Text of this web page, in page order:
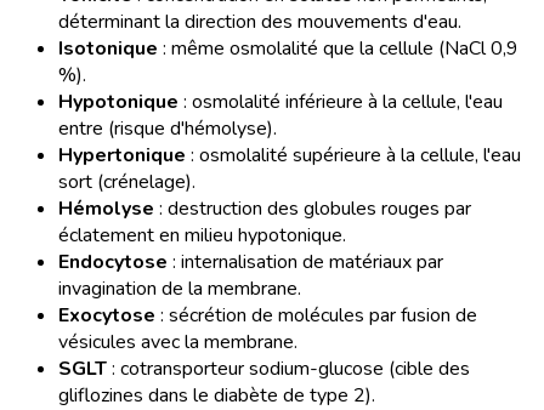
déterminant la direction des mouvements d'eau.
Isotonique : même osmolalité que la cellule (NaCl 0,9
%).
Hypotonique : osmolalité inférieure à la cellule, l'eau
entre (risque d'hémolyse).
Hypertonique : osmolalité supérieure à la cellule, l'eau
sort (crénelage).
Hémolyse : destruction des globules rouges par
éclatement en milieu hypotonique.
Endocytose : internalisation de matériaux par
invagination de la membrane.
Exocytose : sécrétion de molécules par fusion de
vésicules avec la membrane.
SGLT: cotransporteur sodium-glucose (cible des
gliflozines dans le diabète de type 2).